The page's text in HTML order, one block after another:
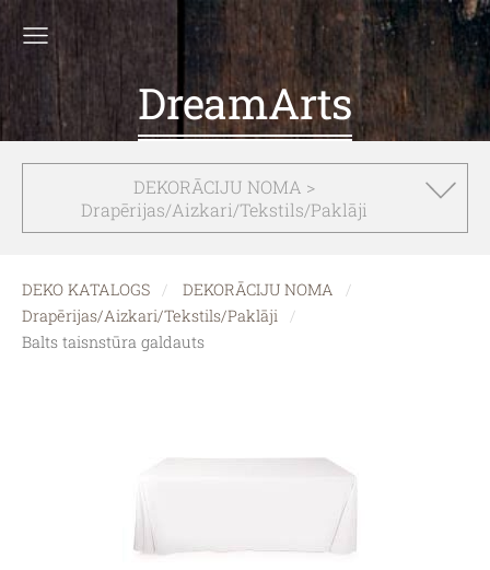
DreamArts
DEKORĀCIJU NOMA >
Drapērijas/Aizkari/Tekstils/Paklāji
DEKO KATALOGS
DEKORĀCIJU NOMA
Drapērijas/Aizkari/Tekstils/Paklāji
Balts taisnstūra galdauts